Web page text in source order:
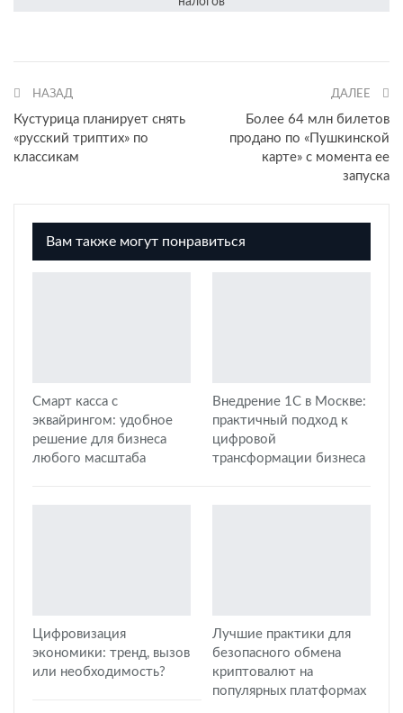
НАЗАД
Кустурица планирует снять
«русский триптих» по
классикам
ДАЛЕЕ
Более 64 млн билетов
продано по «Пушкинской
карте» с момента ее
запуска
Вам также могут понравиться
Смарт касса с
эквайрингом: удобное
решение для бизнеса
любого масштаба
Внедрение 1С в Москве:
практичный подход к
цифровой
трансформации бизнеса
Цифровизация
экономики: тренд, вызов
или необходимость?
Лучшие практики для
безопасного обмена
криптовалют на
популярных платформах